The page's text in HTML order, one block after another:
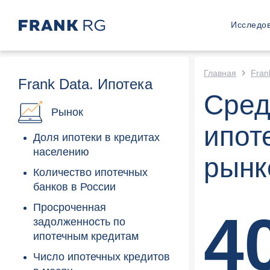
Frank Data. Ипотека
Рынок
Доля ипотеки в кредитах
населению
Количество ипотечных
банков в России
Просроченная
задолженность по
ипотечным кредитам
Число ипотечных кредитов
Главная